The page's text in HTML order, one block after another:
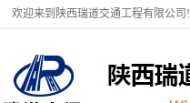
欢迎来到陕西瑞道交通工程有限公司!